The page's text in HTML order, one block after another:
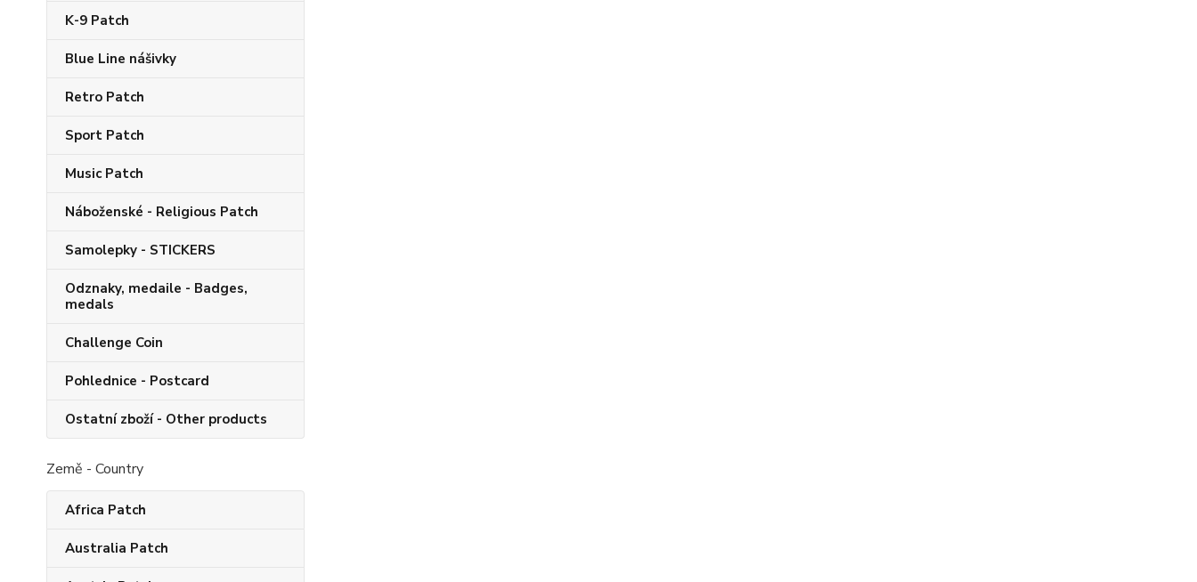
K-9 Patch
Blue Line nášivky
Retro Patch
Sport Patch
Music Patch
Náboženské - Religious Patch
Samolepky - STICKERS
Odznaky, medaile - Badges,
medals
Challenge Coin
Pohlednice - Postcard
Ostatní zboží - Other products
Země - Country
Africa Patch
Australia Patch